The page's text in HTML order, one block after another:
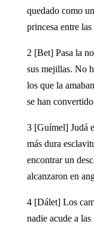
quedado como
princesa entre
2 [Bet] Pasa la
sus mejillas. No
los que la
se han
3 [Guímel] Judá
más dura
encontrar un
alcanzaron en
4 [Dálet] Los
nadie acude a las